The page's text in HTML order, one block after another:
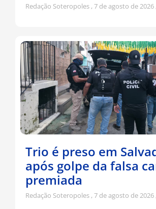
Redação Soteropoles 7 de agosto de 2026
Trio é preso em
após golpe da falsa
premiada
Redação Soteropoles 7 de agosto de 2026